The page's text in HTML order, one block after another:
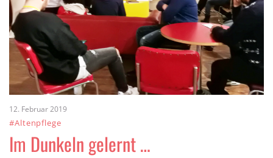
12. Februar 2019
#Altenpflege
Im Dunkeln gelernt …